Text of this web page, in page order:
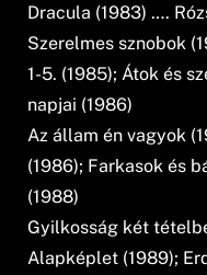
Dracula (1983) ….
Szerelmes sznobok
1-5. (1985); Átok és
napjai (1986)
Az állam én vagyok
(1986); Farkasok és
(1988)
Gyilkosság két
Alapképlet (1989);